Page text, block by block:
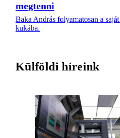
megtenni
Baka András folyamatosan a
kukába.
Külföldi híreink